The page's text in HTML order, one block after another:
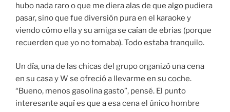
hubo nada raro o que me diera alas de que algo pudiera
pasar, sino que fue diversión pura en el karaoke y
viendo cómo ella y su amiga se caían de ebrias (porque
recuerden que yo no tomaba). Todo estaba tranquilo.
Un día, una de las chicas del grupo organizó una cena
en su casa y W se ofreció a llevarme en su coche.
“Bueno, menos gasolina gasto”, pensé. El punto
interesante aquí es que a esa cena el único hombre